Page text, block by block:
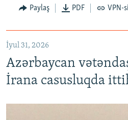
Paylaş PDF VPN-
İyul 31, 2026
Azərbaycan
İrana casusluqda